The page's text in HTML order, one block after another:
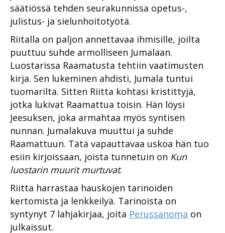
säätiössä tehden seurakunnissa opetus-,
julistus- ja sielunhoitotyötä.
Riitalla on paljon annettavaa ihmisille, joilta
puuttuu suhde armolliseen Jumalaan.
Luostarissa Raamatusta tehtiin vaatimusten
kirja. Sen lukeminen ahdisti, Jumala tuntui
tuomarilta. Sitten Riitta kohtasi kristittyjä,
jotka lukivat Raamattua toisin. Hän löysi
Jeesuksen, joka armahtaa myös syntisen
nunnan. Jumalakuva muuttui ja suhde
Raamattuun. Tätä vapauttavaa uskoa hän tuo
esiin kirjoissaan, joista tunnetuin on Kun
luostarin muurit murtuvat.
Riitta harrastaa hauskojen tarinoiden
kertomista ja lenkkeilyä. Tarinoista on
syntynyt 7 lahjakirjaa, joita Perussanoma on
julkaissut.